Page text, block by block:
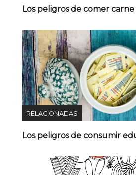
Los peligros de comer
RELACIONADAS
Los peligros de consumir